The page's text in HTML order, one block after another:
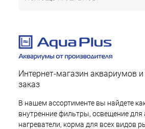
Интернет-магазин аквариумов и
заказ
В нашем ассортименте вы найдете
внутренние фильтры, освещение для
нагреватели, корма для всех видов